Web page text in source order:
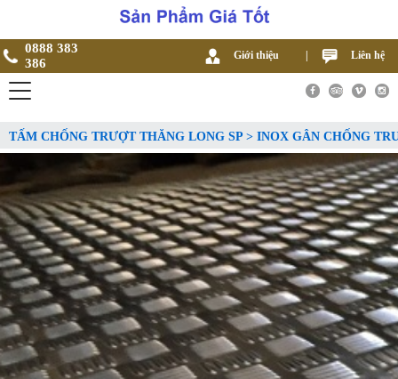
0888 383
386
Giới thiệu Liên hệ
TẤM CHỐNG TRƯỢT THĂNG LONG SP > INOX GÂN CHỐNG